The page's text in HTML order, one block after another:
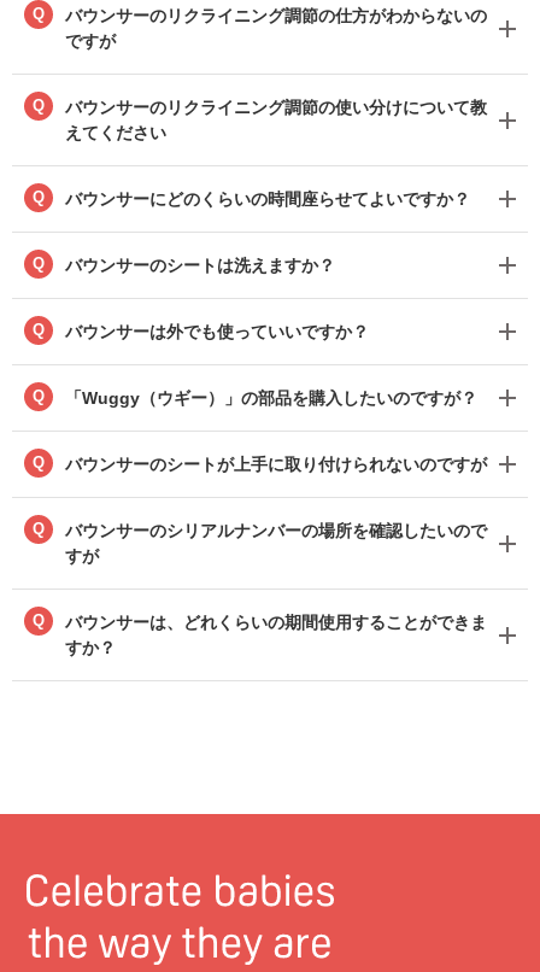
Q
バウンサーのリクライニング調節の仕方がわからないの
ですが
Q
バウンサーのリクライニング調節の使い分けについて教
えてください
Q バウンサーにどのくらいの時間座らせてよいですか？
Q バウンサーのシートは洗えますか？
Q バウンサーは外でも使っていいですか？
Q 「Wuggy（ウギー）」の部品を購入したいのですが？
Q バウンサーのシートが上手に取り付けられないのですが
Q
バウンサーのシリアルナンバーの場所を確認したいので
すが
Q
バウンサーは、どれくらいの期間使用することができま
すか？